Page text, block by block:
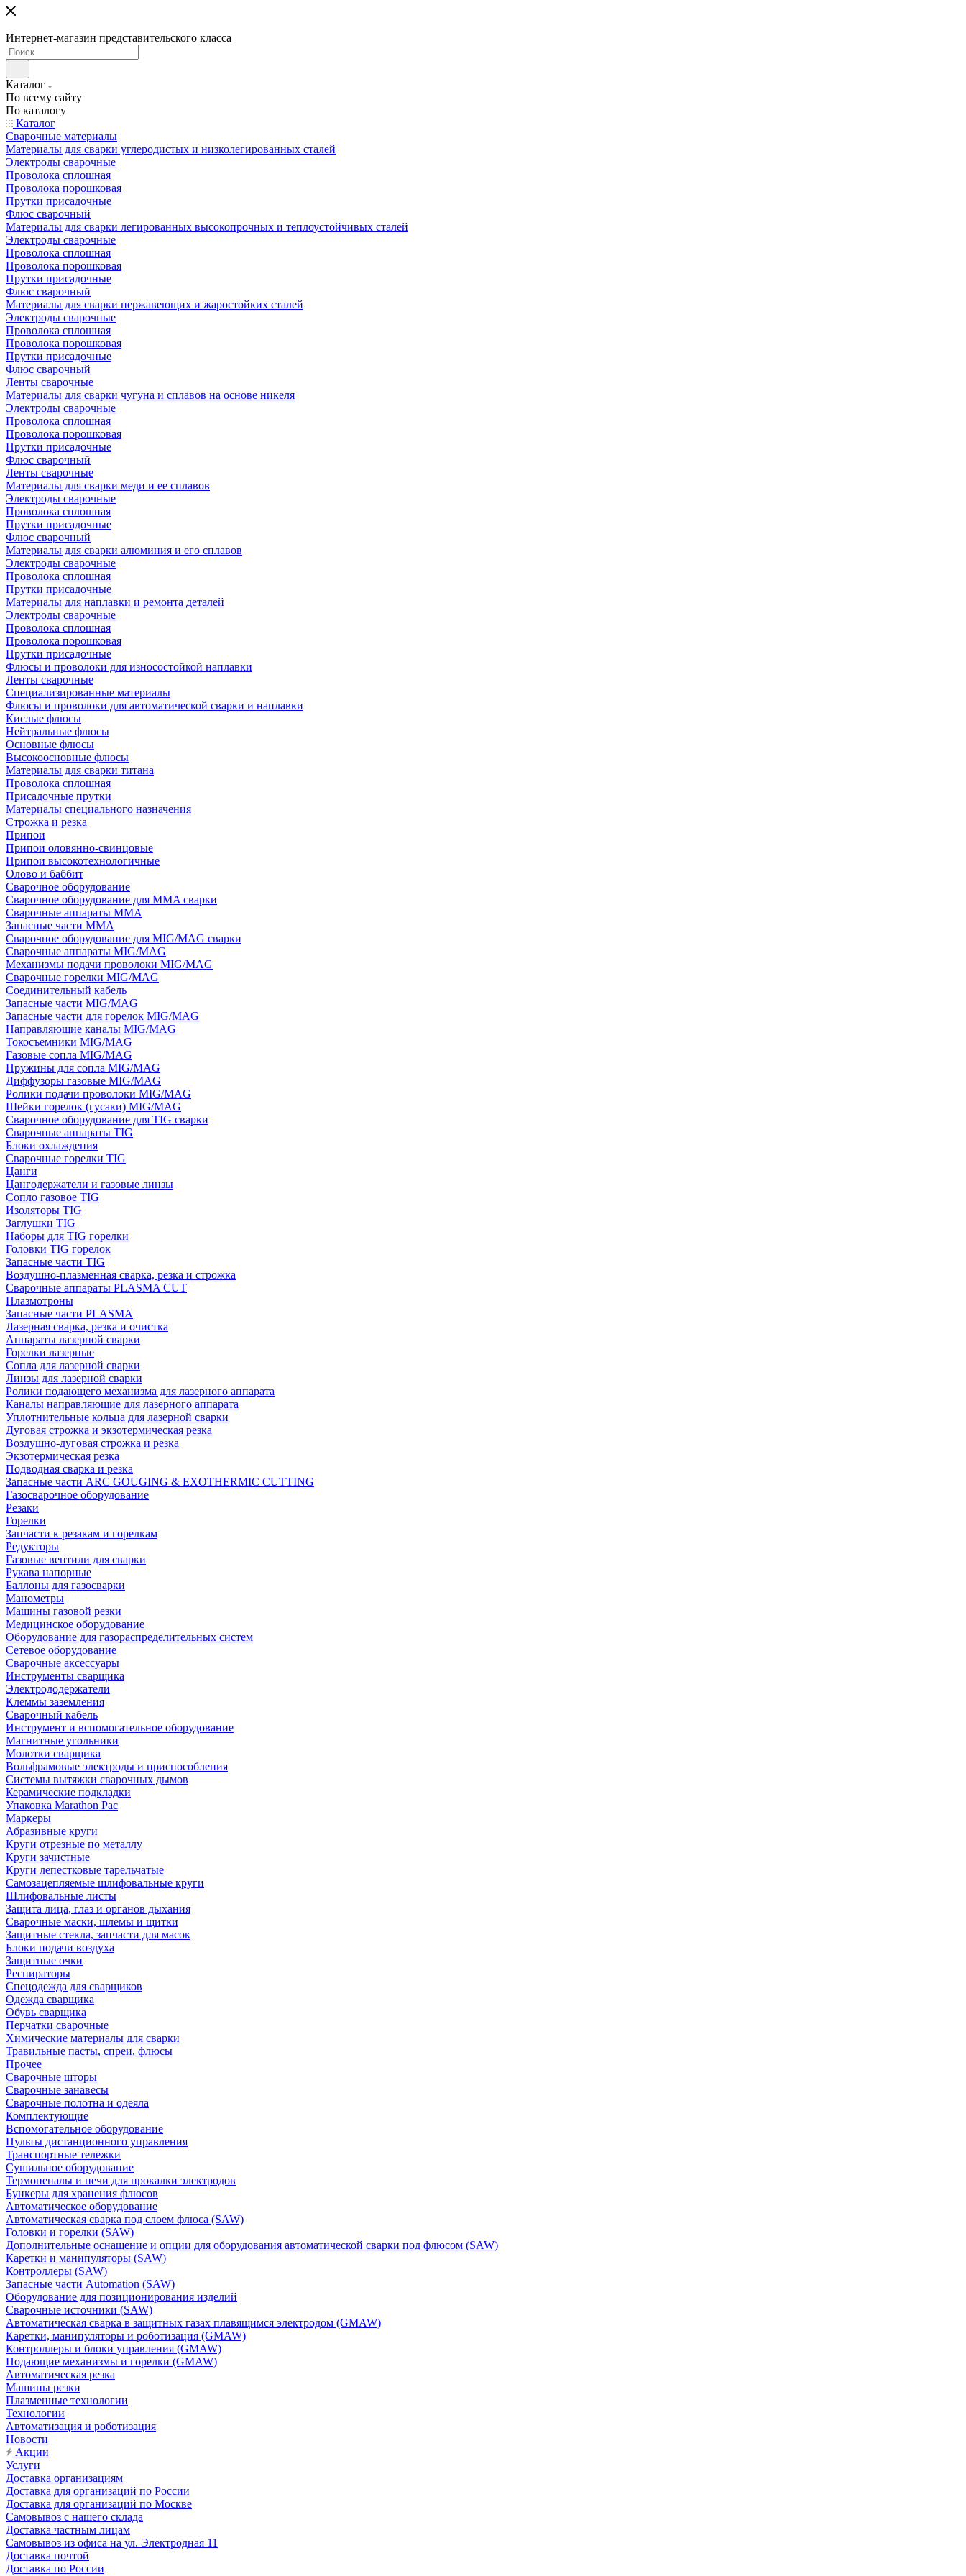
Интернет-магазин представительского класса
Каталог
По всему сайту
По каталогу
Каталог
Сварочные материалы
Материалы для сварки углеродистых и низколегированных сталей
Электроды сварочные
Проволока сплошная
Проволока порошковая
Прутки присадочные
Флюс сварочный
Материалы для сварки легированных высокопрочных и теплоустойчивых сталей
Электроды сварочные
Проволока сплошная
Проволока порошковая
Прутки присадочные
Флюс сварочный
Материалы для сварки нержавеющих и жаростойких сталей
Электроды сварочные
Проволока сплошная
Проволока порошковая
Прутки присадочные
Флюс сварочный
Ленты сварочные
Материалы для сварки чугуна и сплавов на основе никеля
Электроды сварочные
Проволока сплошная
Проволока порошковая
Прутки присадочные
Флюс сварочный
Ленты сварочные
Материалы для сварки меди и ее сплавов
Электроды сварочные
Проволока сплошная
Прутки присадочные
Флюс сварочный
Материалы для сварки алюминия и его сплавов
Электроды сварочные
Проволока сплошная
Прутки присадочные
Материалы для наплавки и ремонта деталей
Электроды сварочные
Проволока сплошная
Проволока порошковая
Прутки присадочные
Флюсы и проволоки для износостойкой наплавки
Ленты сварочные
Специализированные материалы
Флюсы и проволоки для автоматической сварки и наплавки
Кислые флюсы
Нейтральные флюсы
Основные флюсы
Высокоосновные флюсы
Материалы для сварки титана
Проволока сплошная
Присадочные прутки
Материалы специального назначения
Строжка и резка
Припои
Припои оловянно-свинцовые
Припои высокотехнологичные
Олово и баббит
Сварочное оборудование
Сварочное оборудование для MMA сварки
Сварочные аппараты MMA
Запасные части MMA
Сварочное оборудование для MIG/MAG сварки
Сварочные аппараты MIG/MAG
Механизмы подачи проволоки MIG/MAG
Сварочные горелки MIG/MAG
Соединительный кабель
Запасные части MIG/MAG
Запасные части для горелок MIG/MAG
Направляющие каналы MIG/MAG
Токосъемники MIG/MAG
Газовые сопла MIG/MAG
Пружины для сопла MIG/MAG
Диффузоры газовые MIG/MAG
Ролики подачи проволоки MIG/MAG
Шейки горелок (гусаки) MIG/MAG
Сварочное оборудование для TIG сварки
Сварочные аппараты TIG
Блоки охлаждения
Сварочные горелки TIG
Цанги
Цангодержатели и газовые линзы
Сопло газовое TIG
Изоляторы TIG
Заглушки TIG
Наборы для TIG горелки
Головки TIG горелок
Запасные части TIG
Воздушно-плазменная сварка, резка и строжка
Сварочные аппараты PLASMA CUT
Плазмотроны
Запасные части PLASMA
Лазерная сварка, резка и очистка
Аппараты лазерной сварки
Горелки лазерные
Сопла для лазерной сварки
Линзы для лазерной сварки
Ролики подающего механизма для лазерного аппарата
Каналы направляющие для лазерного аппарата
Уплотнительные кольца для лазерной сварки
Дуговая строжка и экзотермическая резка
Воздушно-дуговая строжка и резка
Экзотермическая резка
Подводная сварка и резка
Запасные части ARC GOUGING & EXOTHERMIC CUTTING
Газосварочное оборудование
Резаки
Горелки
Запчасти к резакам и горелкам
Редукторы
Газовые вентили для сварки
Рукава напорные
Баллоны для газосварки
Манометры
Машины газовой резки
Медицинское оборудование
Оборудование для газораспределительных систем
Сетевое оборудование
Сварочные аксессуары
Инструменты сварщика
Электрододержатели
Клеммы заземления
Сварочный кабель
Инструмент и вспомогательное оборудование
Магнитные угольники
Молотки сварщика
Вольфрамовые электроды и приспособления
Системы вытяжки сварочных дымов
Керамические подкладки
Упаковка Marathon Pac
Маркеры
Абразивные круги
Круги отрезные по металлу
Круги зачистные
Круги лепестковые тарельчатые
Самозацепляемые шлифовальные круги
Шлифовальные листы
Защита лица, глаз и органов дыхания
Сварочные маски, шлемы и щитки
Защитные стекла, запчасти для масок
Блоки подачи воздуха
Защитные очки
Респираторы
Спецодежда для сварщиков
Одежда сварщика
Обувь сварщика
Перчатки сварочные
Химические материалы для сварки
Травильные пасты, спреи, флюсы
Прочее
Сварочные шторы
Сварочные занавесы
Сварочные полотна и одеяла
Комплектующие
Вспомогательное оборудование
Пульты дистанционного управления
Транспортные тележки
Сушильное оборудование
Термопеналы и печи для прокалки электродов
Бункеры для хранения флюсов
Автоматическое оборудование
Автоматическая сварка под слоем флюса (SAW)
Головки и горелки (SAW)
Дополнительные оснащение и опции для оборудования автоматической сварки под флюсом (SAW)
Каретки и манипуляторы (SAW)
Контроллеры (SAW)
Запасные части Automation (SAW)
Оборудование для позиционирования изделий
Сварочные источники (SAW)
Автоматическая сварка в защитных газах плавящимся электродом (GMAW)
Каретки, манипуляторы и роботизация (GMAW)
Контроллеры и блоки управления (GMAW)
Подающие механизмы и горелки (GMAW)
Автоматическая резка
Машины резки
Плазменные технологии
Технологии
Автоматизация и роботизация
Новости
Акции
Услуги
Доставка организациям
Доставка для организаций по России
Доставка для организаций по Москве
Самовывоз с нашего склада
Доставка частным лицам
Самовывоз из офиса на ул. Электродная 11
Доставка почтой
Доставка по России